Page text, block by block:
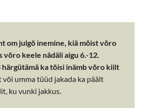
om julgõ inemine, kiä mõist võro
võro keele nädäli aigu 6.-12.
ka tõisi inämb võro kiilt
või umma tüüd jakada ka päält
ku vunki jakkus.